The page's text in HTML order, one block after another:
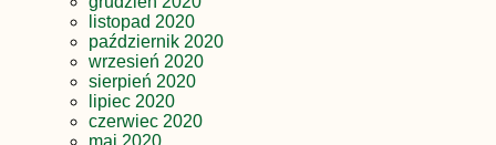
listopad 2020
październik 2020
wrzesień 2020
sierpień 2020
lipiec 2020
czerwiec 2020